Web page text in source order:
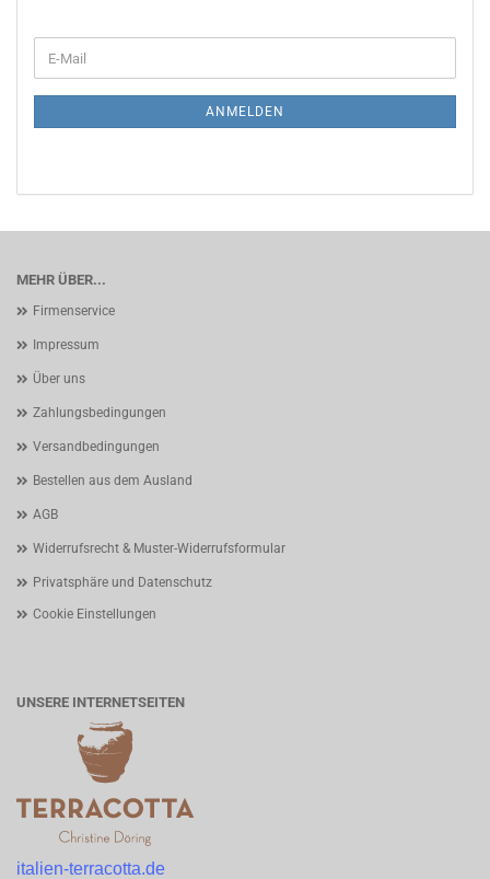
ZUR
E-
Mail
ANMELDEN
MEHR ÜBER...
Firmenservice
Impressum
Über uns
Zahlungsbedingungen
Versandbedingungen
Bestellen aus dem Ausland
AGB
Widerrufsrecht & Muster-Widerrufsformular
Privatsphäre und Datenschutz
Cookie Einstellungen
UNSERE INTERNETSEITEN
italien-terracotta.de